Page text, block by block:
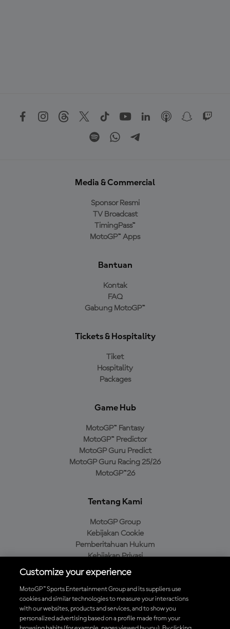
Media & Commercial
Sponsor Resmi
TV Broadcast
TimingPass™
MotoGP™ Apps
Bantuan
Kontak
FAQ
Gabung MotoGP™
Tickets & Hospitality
Tiket
Hospitality
Packages
Game Hub
MotoGP™ Fantasy
MotoGP™ Predictor
MotoGP Guru Predict
MotoGP Guru Racing 25/26
MotoGP™26
Tentang Kami
MotoGP Group
Kebijakan Cookie
Pemberitahuan Hukum
Kebijakan Privasi
Kebijakan Pembelian
Unduh Aplikasi Resmi MotoGP™
Customize your experience
MotoGP™ Sports Entertainment Group and its suppliers use
cookies and similar technologies to measure your interactions
with our websites, products and services, and to show you
personalized advertising based on a profile made from your